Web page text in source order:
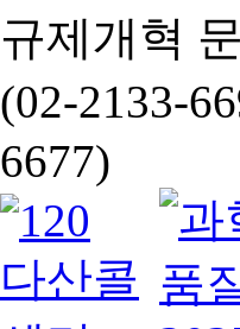
규제개혁
(02-2133-
6677)